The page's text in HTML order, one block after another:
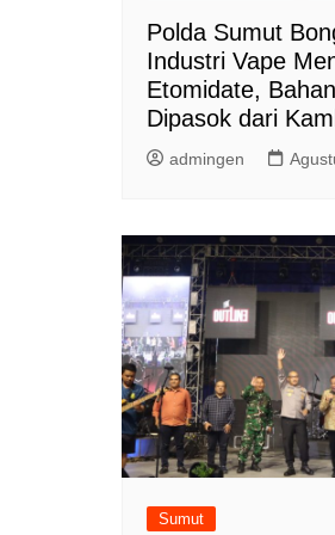
Polda Sumut
Industri Vape
Etomidate,
Dipasok dari
admingen
Sumut